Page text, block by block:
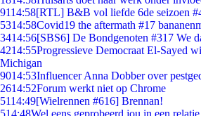
9114:58[RTL] B&B vol liefde 6de seizoen
5314:58Covid19 the aftermath #17
3414:56[SBS6] De Bondgenoten #317 We
4214:55Progressieve Democraat El-Sayed
Michigan
9014:53Influencer Anna Dobber over
2614:52Forum werkt niet op Chrome
5114:49[Wielrennen #616] Brennan!
514:48Wel eens geprobeerd jou in een